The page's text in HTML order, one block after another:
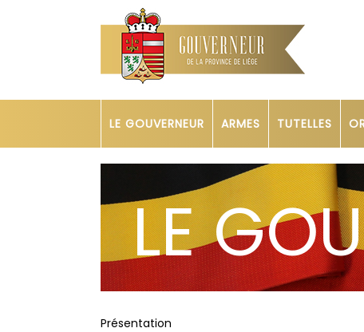
LE GOUVERNEUR ARMES TUTELLES
LE
Présentation